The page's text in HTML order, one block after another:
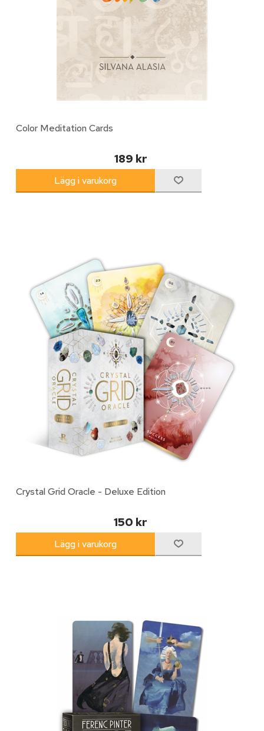
Color Meditation Cards
189 kr
Crystal Grid Oracle - Deluxe Edition
150 kr